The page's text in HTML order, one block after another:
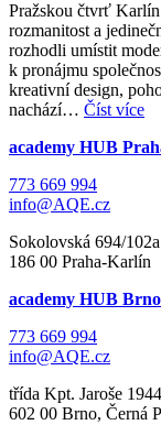
Pražskou čtvrť
rozmanitost a
rozhodli umístit
k pronájmu
kreativní design,
nachází… Číst více
academy HUB
773 669 994
info@AQE.cz
Sokolovská 694/102a
186 00 Praha-Karlín
academy HUB Brno
773 669 994
info@AQE.cz
třída Kpt. Jaroše
602 00 Brno, Černá